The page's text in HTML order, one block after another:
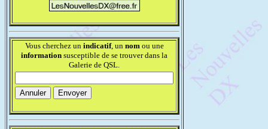
Vous cherchez un indicatif, un nomou une
information susceptible de se trouver dans la
Galerie de QSL.